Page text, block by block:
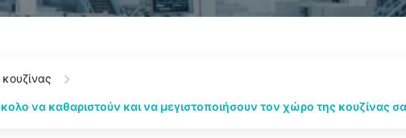
να καθαριστούν και να μεγιστοποιήσουν τον χώρο της κουζίνας